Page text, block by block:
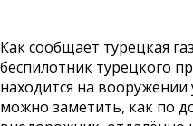
Как сообщает турецкая
беспилотник турецкого
находится на
можно заметить, как по